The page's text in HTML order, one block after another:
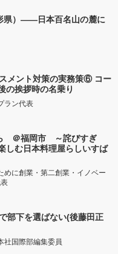
）――日本百名山の麓に
メント対策の実務策⑥ コー
の挨拶時の名乗り
ラン代表
＠福岡市 ～詫びすぎ
しむ日本料理屋らしいすば
めに創業・第二創業・イノベー
部下を選ばない(後藤田正
社国際部編集委員